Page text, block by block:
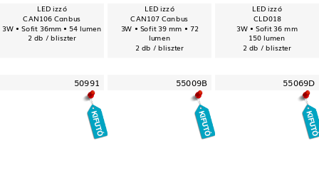
LED izzó
CAN106 Canbus
3W • Sofit 36mm • 54 lumen
2 db / bliszter
LED izzó
CAN107 Canbus
3W • Sofit 39 mm • 72
lumen
2 db / bliszter
LED izzó
CLD018
3W • Sofit 36 mm
150 lumen
2 db / bliszter
50991 55009B 55069D